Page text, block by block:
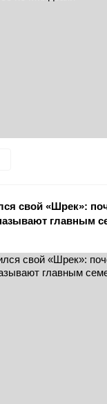
свой «Шрек»:
главным